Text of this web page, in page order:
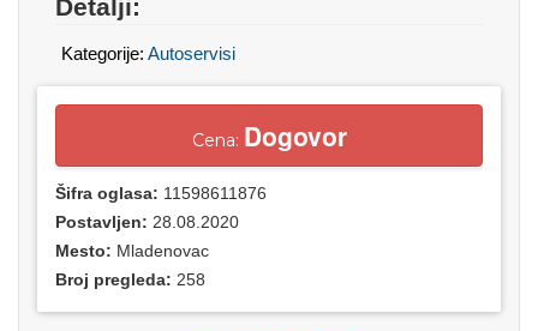
Detalji:
Kategorije: Autoservisi
Cena: Dogovor
Šifra oglasa: 11598611876
Postavljen: 28.08.2020
Mesto: Mladenovac
Broj pregleda: 258